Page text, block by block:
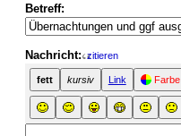
Betreff:
Nachricht: zitieren
fett kursiv Link Farbe